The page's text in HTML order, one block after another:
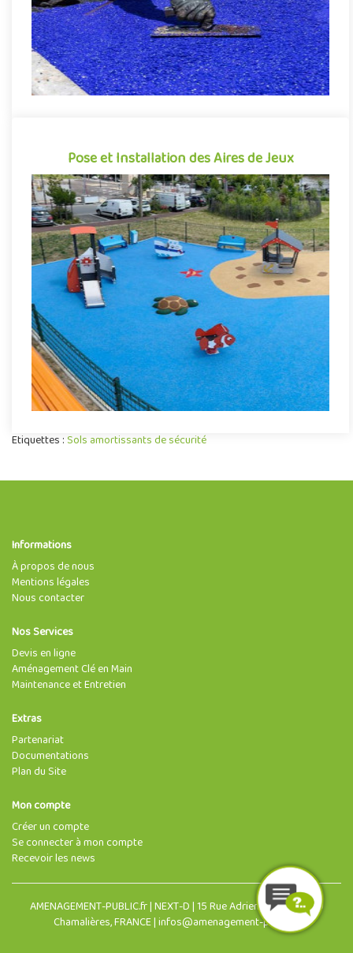
Pose et Installation des Aires de Jeux
Pose et Installation des Aires de Jeux
AMENAGEMENT-PUBLIC vous accompagne dans l'installation de
votre aire de jeux. Préparation du terrain et des fondations en
fon..
Demande de devis
Etiquettes :Sols amortissants de sécurité
Informations
À propos de nous
Mentions légales
Nous contacter
Nos Services
Devis en ligne
Aménagement Clé en Main
Maintenance et Entretien
Extras
Partenariat
Documentations
Plan du Site
Mon compte
Créer un compte
Se connecter à mon compte
Recevoir les news
AMENAGEMENT-PUBLIC.fr | NEXT-D | 15 Rue Adrien Morin, 63400
Chamalières, FRANCE | infos@amenagement-public.fr